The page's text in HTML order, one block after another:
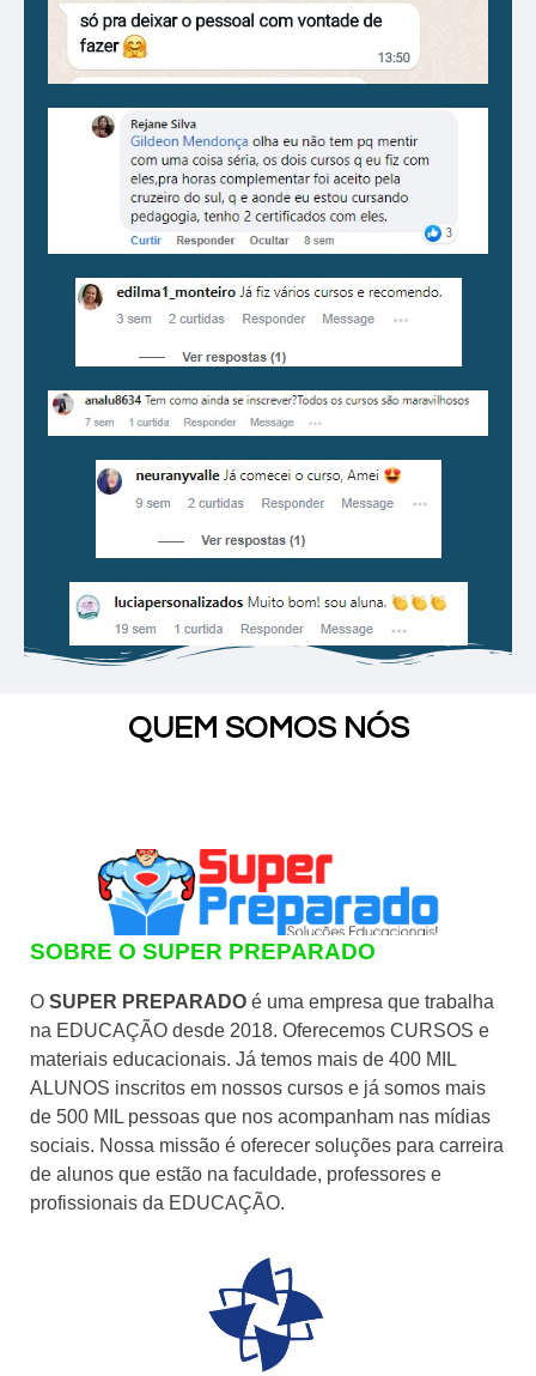
QUEM SOMOS NÓS
SOBRE O SUPER PREPARADO
O SUPER PREPARADO é uma empresa que trabalha
na EDUCAÇÃO desde 2018. Oferecemos CURSOS e
materiais educacionais. Já temos mais de 400 MIL
ALUNOS inscritos em nossos cursos e já somos mais
de 500 MIL pessoas que nos acompanham nas mídias
sociais. Nossa missão é oferecer soluções para carreira
de alunos que estão na faculdade, professores e
profissionais da EDUCAÇÃO.